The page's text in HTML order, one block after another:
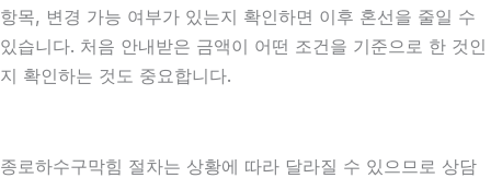
항목, 변경 가능 여부가 있는지 확인하면 이후 혼선을 줄일 수
있습니다. 처음 안내받은 금액이 어떤 조건을 기준으로 한 것인
지 확인하는 것도 중요합니다.
종로하수구막힘 절차는 상황에 따라 달라질 수 있으므로 상담